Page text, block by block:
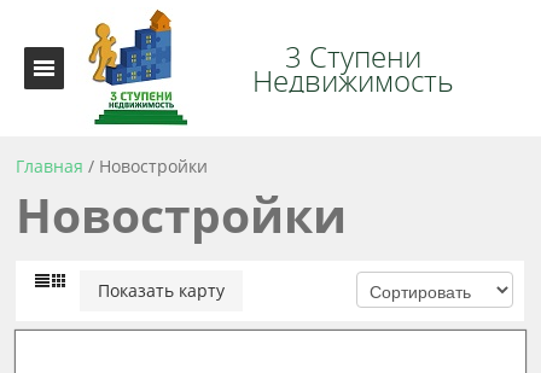
3 Ступени
Недвижимость
Главная / Новостройки
Новостройки
Показать карту